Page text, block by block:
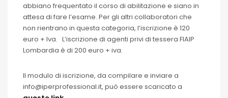
abbiano frequentato il corso di abilitazione e siano in
attesa di fare l’esame. Per gli altri collaboratori che
non rientrano in questa categoria, l’iscrizione è 120
euro + Iva. L’iscrizione di agenti privi di tessera FIAIP
Lombardia è di 200 euro + iva.
Il modulo di iscrizione, da compilare e inviare a
info@iperprofessional.it, può essere scaricato a